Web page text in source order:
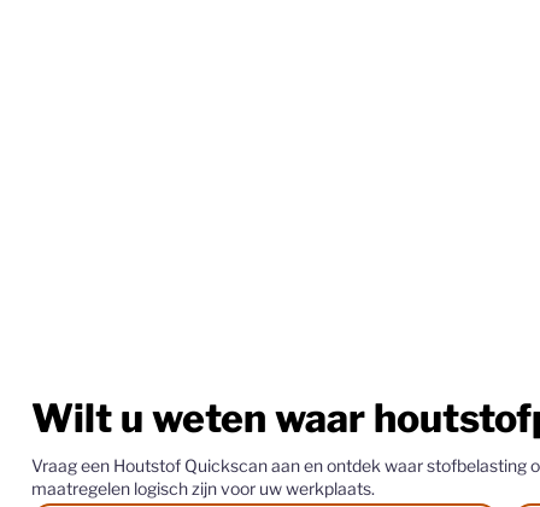
Wilt u weten waar
Vraag een Houtstof Quickscan aan en ontdek waar
maatregelen logisch zijn voor uw werkplaats.